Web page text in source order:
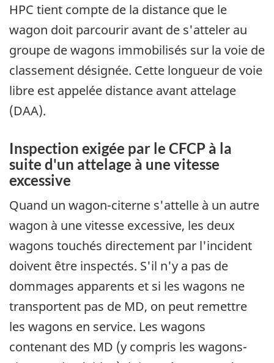
HPC tient compte de la distance que le
wagon doit parcourir avant de s'atteler au
groupe de wagons immobilisés sur la voie de
classement désignée. Cette longueur de voie
libre est appelée distance avant attelage
(DAA).
Inspection exigée par le CFCP à la
suite d'un attelage à une vitesse
excessive
Quand un wagon-citerne s'attelle à un autre
wagon à une vitesse excessive, les deux
wagons touchés directement par l'incident
doivent être inspectés. S'il n'y a pas de
dommages apparents et si les wagons ne
transportent pas de MD, on peut remettre
les wagons en service. Les wagons
contenant des MD (y compris les wagons-